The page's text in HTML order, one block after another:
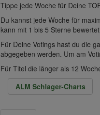
Tippe jede Woche für Deine
Du kannst jede Woche für
kann mit 1 bis 5 Sterne
Für Deine Votings hast du die
abgegeben werden. Um am
Für Titel die länger als 12
ALM Schlager-Charts